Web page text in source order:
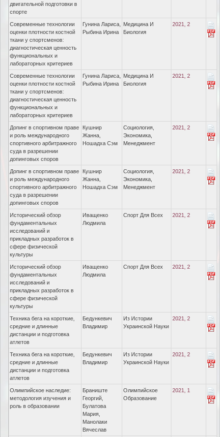
двигательной подготовки в
спорте
Современные технологии
оценки плотности костной
ткани у спортсменов:
диагностическая ценность
функциональных и
лабораторных критериев
Гунина Лариса,
Рыбина Ирина
Медицина И
Биология
2021, 2
Современные технологии
оценки плотности костной
ткани у спортсменов:
диагностическая ценность
функциональных и
лабораторных критериев
Гунина Лариса,
Рыбина Ирина
Медицина И
Биология
2021, 2
Допинг в спортивном праве
и роль международного
спортивного арбитражного
суда в разрешении
допинговых споров
Кушнир
Жанна,
Ношадха Сэм
Социология,
Экономика,
Менеджмент
2021, 2
Допинг в спортивном праве
и роль международного
спортивного арбитражного
суда в разрешении
допинговых споров
Кушнир
Жанна,
Ношадха Сэм
Социология,
Экономика,
Менеджмент
2021, 2
Исторический обзор
фундаментальных
исследований и
прикладных разработок в
сфере физической
культуры
Иващенко
Людмила
Спорт Для Всех 2021, 2
Исторический обзор
фундаментальных
исследований и
прикладных разработок в
сфере физической
культуры
Иващенко
Людмила
Спорт Для Всех 2021, 2
Техника бега на короткие,
средние и длинные
дистанции и подготовка
атлетов
Бедункевич
Владимир
Из Истории
Украинской Науки
2021, 2
Техника бега на короткие,
средние и длинные
дистанции и подготовка
атлетов
Бедункевич
Владимир
Из Истории
Украинской Науки
2021, 2
Олимпийское наследие:
методология изучения и
роль в образовании
Браниште
Георгий,
Булатова
Мария,
Манолаки
Вячеслав
Олимпийское
Образование
2021, 1